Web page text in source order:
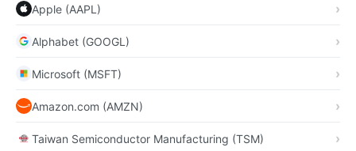
Apple (AAPL)
Alphabet (GOOGL)
Microsoft (MSFT)
Amazon.com (AMZN)
Taiwan Semiconductor Manufacturing (TSM)